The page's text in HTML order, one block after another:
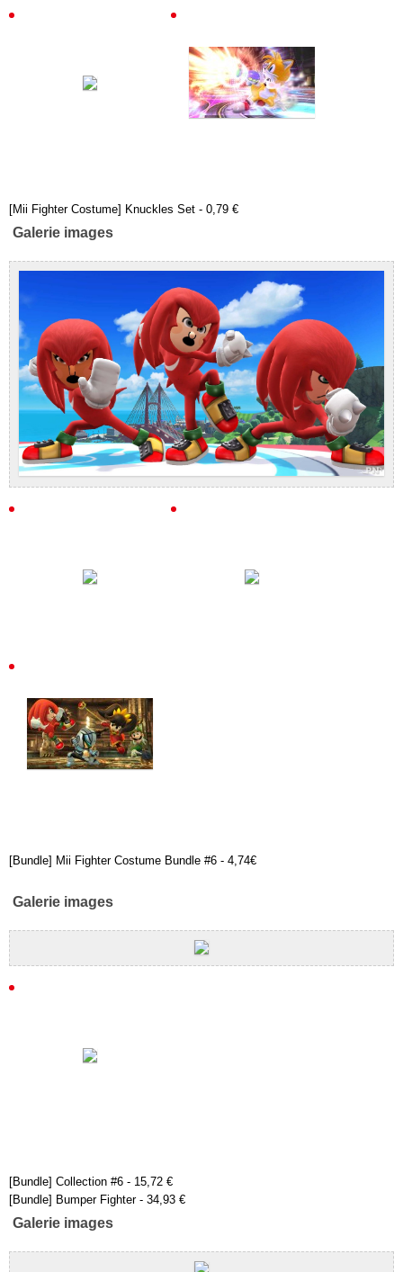
[Mii Fighter Costume] Knuckles Set - 0,79 €
Galerie images
[Bundle] Mii Fighter Costume Bundle #6 - 4,74€
Galerie images
[Bundle] Collection #6 - 15,72 €
[Bundle] Bumper Fighter - 34,93 €
Galerie images